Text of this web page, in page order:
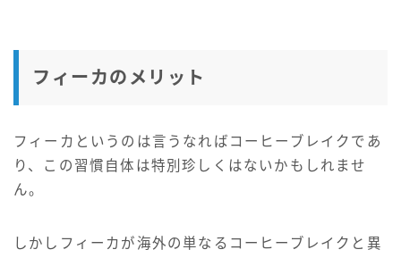
フィーカのメリット
フィーカというのは言うなればコーヒーブレイクであ
り、この習慣自体は特別珍しくはないかもしれませ
ん。
しかしフィーカが海外の単なるコーヒーブレイクと異